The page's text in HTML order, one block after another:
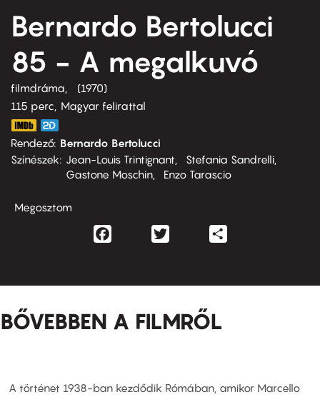
Bernardo Bertolucci
85 - A megalkuvó
filmdráma
1970
115 perc,
Magyar felirattal
Rendező Bernardo Bertolucci
Színészek
Jean-Louis Trintignant
Stefania Sandrelli
Gastone Moschin
Enzo Tarascio
Megosztom
Facebook
BŐVEBBEN A FILMRŐL
A történet 1938-ban kezdődik Rómában, amikor Marcello